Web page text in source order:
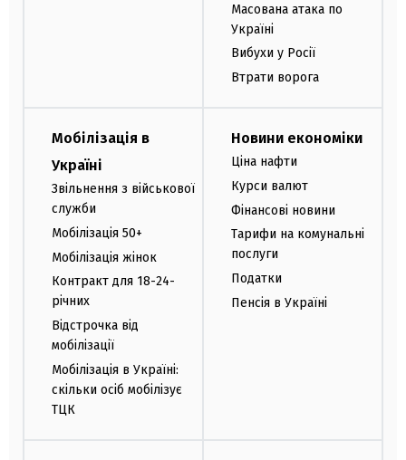
Масована атака по
Україні
Вибухи у Росії
Втрати ворога
Мобілізація в
Україні
Звільнення з військової
служби
Мобілізація 50+
Мобілізація жінок
Контракт для 18-24-
річних
Відстрочка від
мобілізації
Мобілізація в Україні:
скільки осіб мобілізує
ТЦК
Новини економіки
Ціна нафти
Курси валют
Фінансові новини
Тарифи на комунальні
послуги
Податки
Пенсія в Україні